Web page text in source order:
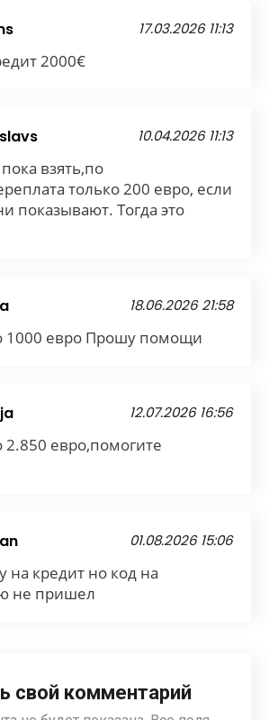
17.03.2026 11:13
2000€
10.04.2026 11:13
взять,по
только 200 евро, если
показывают. Тогда это
18.06.2026 21:58
1000 евро Прошу помощи
12.07.2026 16:56
евро,помогите
01.08.2026 15:06
на кредит но код на
не пришел
свой комментарий